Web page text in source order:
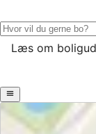
Læs om